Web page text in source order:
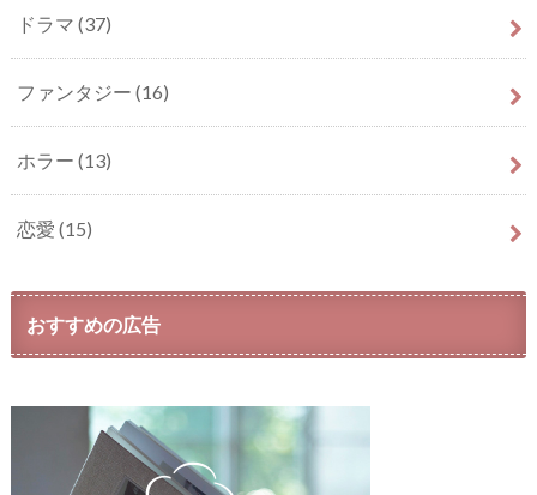
ドラマ (37)
ファンタジー (16)
ホラー (13)
恋愛 (15)
おすすめの広告